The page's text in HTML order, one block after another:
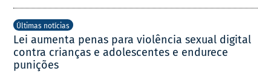
Últimas notícias
Lei aumenta penas para violência sexual digital
contra crianças e adolescentes e endurece
punições